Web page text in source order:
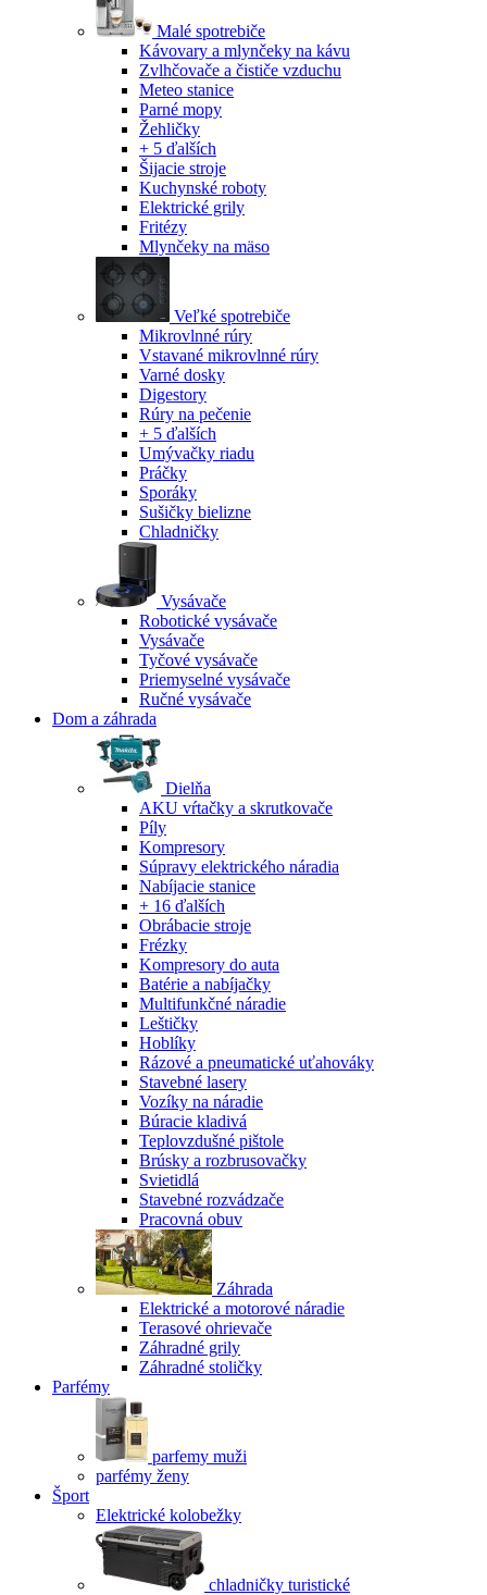
Malé spotrebiče
Kávovary a mlynčeky na kávu
Zvlhčovače a čističe vzduchu
Meteo stanice
Parné mopy
Žehličky
+ 5 ďalších
Šijacie stroje
Kuchynské roboty
Elektrické grily
Fritézy
Mlynčeky na mäso
Veľké spotrebiče
Mikrovlnné rúry
Vstavané mikrovlnné rúry
Varné dosky
Digestory
Rúry na pečenie
+ 5 ďalších
Umývačky riadu
Práčky
Sporáky
Sušičky bielizne
Chladničky
Vysávače
Robotické vysávače
Vysávače
Tyčové vysávače
Priemyselné vysávače
Ručné vysávače
Dom a záhrada
Dielňa
AKU vŕtačky a skrutkovače
Píly
Kompresory
Súpravy elektrického náradia
Nabíjacie stanice
+ 16 ďalších
Obrábacie stroje
Frézky
Kompresory do auta
Batérie a nabíjačky
Multifunkčné náradie
Leštičky
Hoblíky
Rázové a pneumatické uťahováky
Stavebné lasery
Vozíky na náradie
Búracie kladivá
Teplovzdušné pištole
Brúsky a rozbrusovačky
Svietidlá
Stavebné rozvádzače
Pracovná obuv
Záhrada
Elektrické a motorové náradie
Terasové ohrievače
Záhradné grily
Záhradné stoličky
Parfémy
parfemy muži
parfémy ženy
Šport
Elektrické kolobežky
chladničky turistické